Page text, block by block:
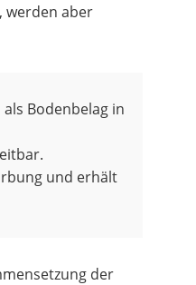
werden aber
Bodenbelag in
und erhält
der